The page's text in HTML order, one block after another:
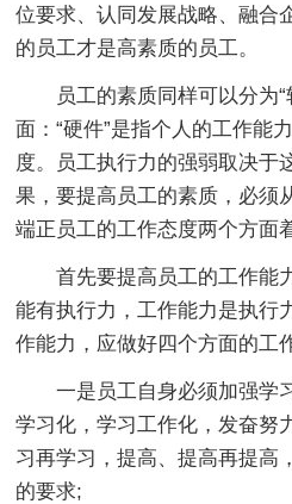
位要求、认同发展战略、融合
的员工才是高素质的员工。
员工的素质同样可以分为“
面：“硬件”是指个人的工作能
度。员工执行力的强弱取决于
果，要提高员工的素质，必须
端正员工的工作态度两个方面
首先要提高员工的工作能
能有执行力，工作能力是执行
作能力，应做好四个方面的工
一是员工自身必须加强学
学习化，学习工作化，发奋努
习再学习，提高、提高再提高
的要求;